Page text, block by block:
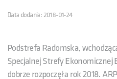
Data dodania: 2018-01-24
Podstrefa Radomska,
Specjalnej Strefy Ekonomicznej
dobrze rozpoczęła rok 2018.